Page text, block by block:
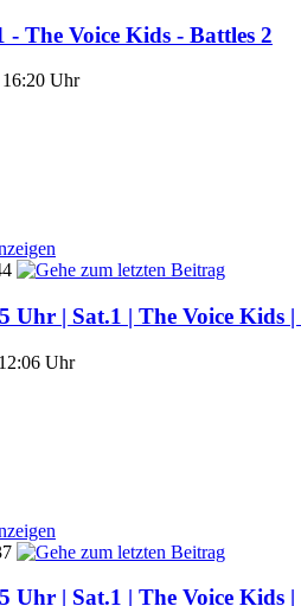
- The Voice Kids - Battles 2
Uhr
Uhr | Sat.1 | The Voice Kids |
Uhr
Uhr | Sat.1 | The Voice Kids